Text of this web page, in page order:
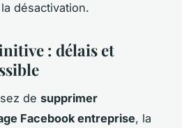
désactivation.
: délais et
de supprimer
Facebook entreprise, la